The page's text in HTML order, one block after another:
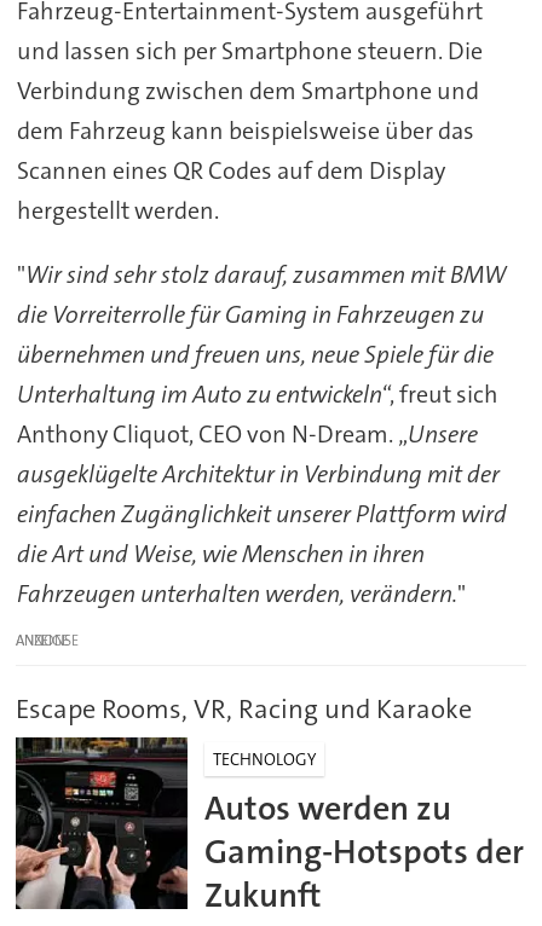
Fahrzeug-Entertainment-System ausgeführt
und lassen sich per Smartphone steuern. Die
Verbindung zwischen dem Smartphone und
dem Fahrzeug kann beispielsweise über das
Scannen eines QR Codes auf dem Display
hergestellt werden.
"Wir sind sehr stolz darauf, zusammen mit BMW
die Vorreiterrolle für Gaming in Fahrzeugen zu
übernehmen und freuen uns, neue Spiele für die
Unterhaltung im Auto zu entwickeln“, freut sich
Anthony Cliquot, CEO von N-Dream. „Unsere
ausgeklügelte Architektur in Verbindung mit der
einfachen Zugänglichkeit unserer Plattform wird
die Art und Weise, wie Menschen in ihren
Fahrzeugen unterhalten werden, verändern."
ANZEIGE
Escape Rooms, VR, Racing und Karaoke
TECHNOLOGY
Autos werden zu
Gaming-Hotspots der
Zukunft